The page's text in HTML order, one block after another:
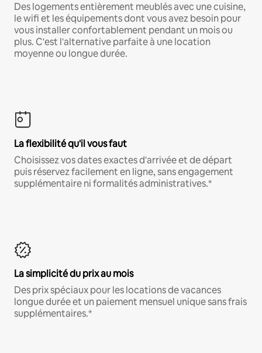
Des logements entièrement meublés avec une cuisine,
le wifi et les équipements dont vous avez besoin pour
vous installer confortablement pendant un mois ou
plus. C'est l'alternative parfaite à une location
moyenne ou longue durée.
La flexibilité qu'il vous faut
Choisissez vos dates exactes d'arrivée et de départ
puis réservez facilement en ligne, sans engagement
supplémentaire ni formalités administratives.*
La simplicité du prix au mois
Des prix spéciaux pour les locations de vacances
longue durée et un paiement mensuel unique sans frais
supplémentaires.*